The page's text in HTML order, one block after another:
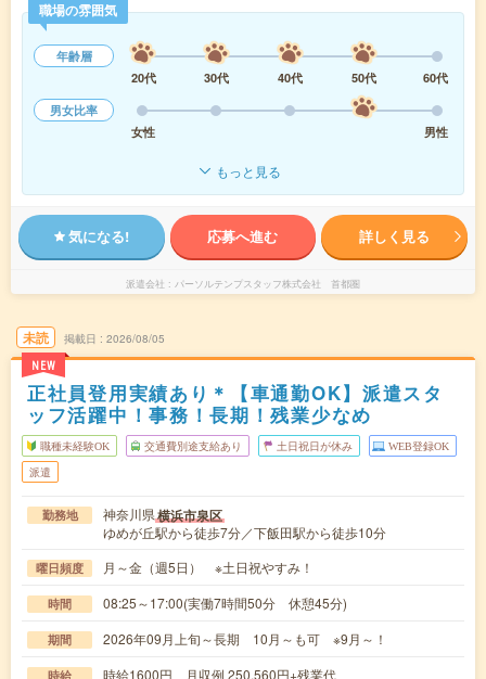
職場の雰囲気
年齢層
20代
30代 40代 50代
60代
男女比率
女性
男性
もっと見る
気になる! 応募へ進む 詳しく見る
派遣会社 パーソルテンプスタッフ株式会社 首都圏
未読
NEW
掲載日 2026/08/05
正社員登用実績あり＊【車通勤OK】派遣スタ
ッフ活躍中！事務！長期！残業少なめ
職種未経験OK 交通費別途支給あり 土日祝日が休み WEB登録OK
派遣
勤務地 神奈川県横浜市泉区
ゆめが丘駅から徒歩7分／下飯田駅から徒歩10分
曜日頻度 月～金（週5日） ※土日祝やすみ！
時間 08:25～17:00(実働7時間50分 休憩45分)
期間 2026年09月上旬～長期 10月～も可 ※9月～！
時給 時給1600円 月収例 250,560円+残業代